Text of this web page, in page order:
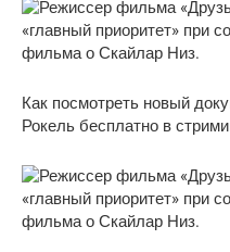
Как посмотреть новый
Рокель бесплатно в